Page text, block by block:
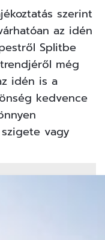
szerint
az idén
Splitbe
még
idén is a
kedvence
vagy